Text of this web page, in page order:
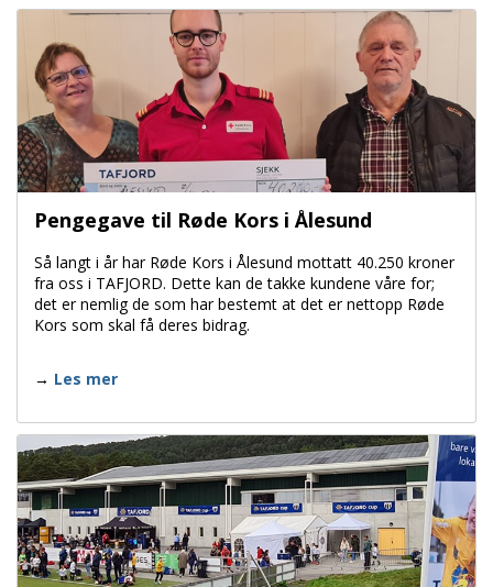
Pengegave til Røde Kors i Ålesund
Så langt i år har Røde Kors i Ålesund mottatt 40.250 kroner
fra oss i TAFJORD. Dette kan de takke kundene våre for;
det er nemlig de som har bestemt at det er nettopp Røde
Kors som skal få deres bidrag.
Les mer